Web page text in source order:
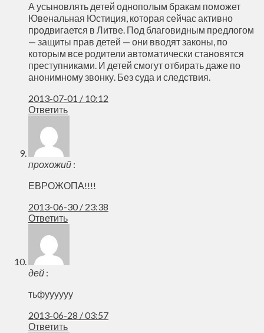
А усыновлять детей однополым бракам поможет
Ювенальная Юстиция, которая сейчас активно
продвигается в Литве. Под благовидным предлогом
— защиты прав детей — они вводят законы, по
которым все родители автоматически становятся
преступниками. И детей смогут отбирать даже по
анонимному звонку. Без суда и следствия.
2013-07-01 / 10:12
Ответить
прохожий :
ЕВРОЖОПА!!!!
2013-06-30 / 23:38
Ответить
дей :
тьфуууууу
2013-06-28 / 03:57
Ответить